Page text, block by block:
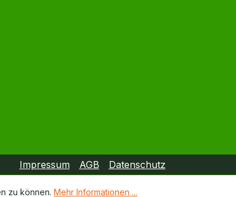
Impressum AGB Datenschutz
zu können. Mehr Informationen ...